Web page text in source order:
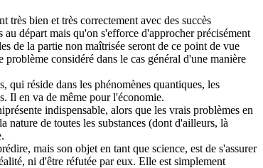
bien et très correctement avec des succès
au départ mais qu'on s'efforce d'approcher précisément
de la partie non maîtrisée seront de ce point de vue
considéré dans le cas général d'une manière
réside dans les phénomènes quantiques, les
Il en va de même pour l'économie.
indispensable, alors que les vrais problèmes en
nature de toutes les substances (dont d'ailleurs, là
mais son objet en tant que science, est de s'assurer
ni d'être réfutée par eux. Elle est simplement